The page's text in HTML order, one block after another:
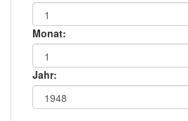
Monat:
Jahr: